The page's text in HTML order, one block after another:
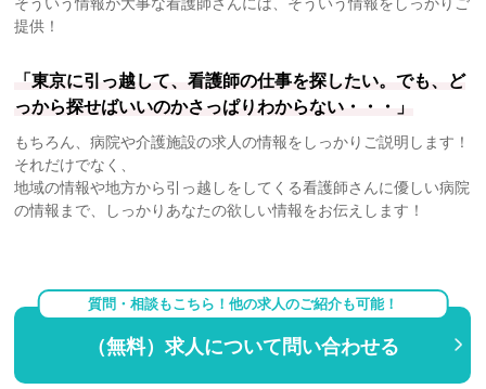
提供！
「東京に引っ越して、看護師の仕事を探したい。でも、ど
っから探せばいいのかさっぱりわからない・・・」
もちろん、病院や介護施設の求人の情報をしっかりご説明します！
それだけでなく、
地域の情報や地方から引っ越しをしてくる看護師さんに優しい病院
の情報まで、しっかりあなたの欲しい情報をお伝えします！
質問・相談もこちら！他の求人のご紹介も可能！
（無料）求人について問い合わせる